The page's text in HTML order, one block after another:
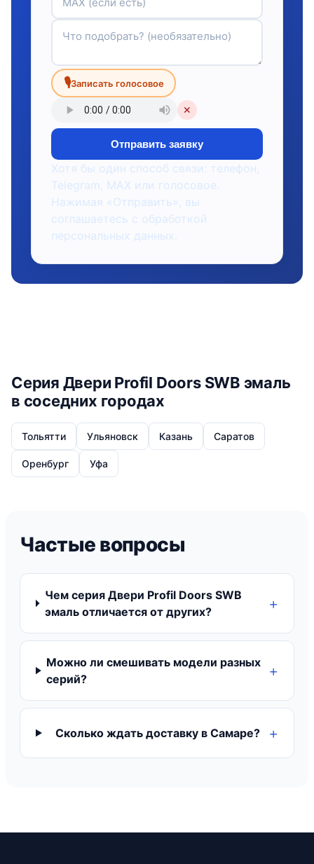
🎙Записать голосовое
✕
Отправить заявку
Хотя бы один способ связи: телефон,
Telegram, MAX или голосовое.
Нажимая «Отправить», вы
соглашаетесь с обработкой
персональных данных.
Серия Двери Profil Doors SWB эмаль
в соседних городах
Тольятти Ульяновск Казань Саратов
Оренбург Уфа
Частые вопросы
Чем серия Двери Profil Doors SWB
эмаль отличается от других?
Можно ли смешивать модели разных
серий?
Сколько ждать доставку в Самаре?